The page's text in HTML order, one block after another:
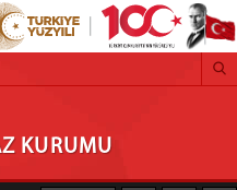
KURUMU
KURUMU